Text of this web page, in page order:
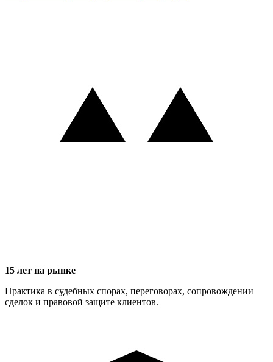
15 лет на рынке
Практика в судебных спорах, переговорах, сопровождении
сделок и правовой защите клиентов.